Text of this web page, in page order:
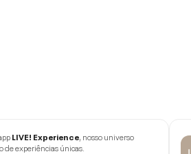
LIVE! Experience, nosso universo
de experiências únicas.